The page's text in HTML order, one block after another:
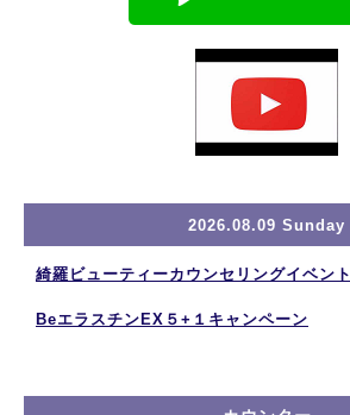
2026.08.09 Sunday
綺羅ビューティーカウンセリングイベント
BeエラスチンEX５+１キャンペーン